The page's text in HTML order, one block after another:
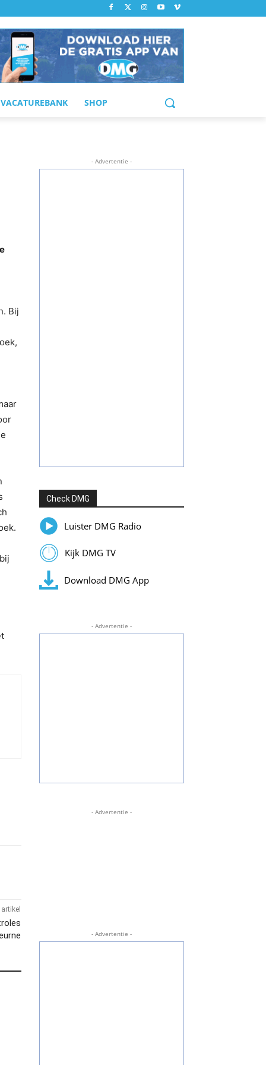
VACATUREBANK SHOP
Bij
- Advertentie -
Check DMG
Luister DMG Radio
Kijk DMG TV
Download DMG App
- Advertentie -
- Advertentie -
- Advertentie -